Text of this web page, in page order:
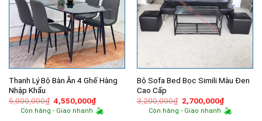
Thanh Lý Bộ Bàn Ăn 4 Ghế Hàng
Nhập Khẩu
5,000,000₫ Giá
gốc
là:
4,550,000₫Giá
hiện
tại
Còn hàng - Giao nhanh
Bộ Sofa Bed Bọc Simili Màu Đen
Cao Cấp
3,200,000₫ Giá
gốc
là:
2,700,000₫Giá
hiện
tại
Còn hàng - Giao nhanh